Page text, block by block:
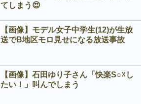
てしまう😍
【画像】モデル女子中学生(12)が生放
送でB地区モロ見せになる放送事故
【画像】石田ゆり子さん「快楽S○☓し
たい！」叫んでしまう